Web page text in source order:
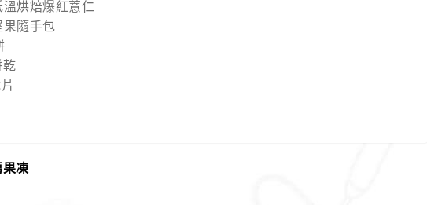
溫烘焙爆紅薏仁
果隨手包
乾
凍